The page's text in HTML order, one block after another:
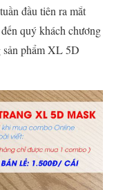
đầu tiên ra mắt
quý khách chương
sản phẩm XL 5D